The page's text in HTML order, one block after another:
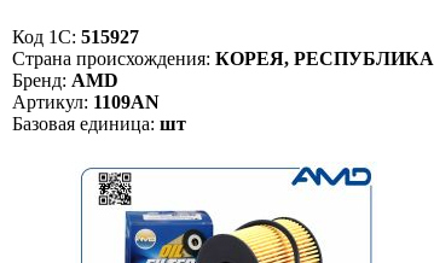
Код 1С: 515927
Страна происхождения: КОРЕЯ, РЕСПУБЛИКА
Бренд: AMD
Артикул: 1109AN
Базовая единица: шт